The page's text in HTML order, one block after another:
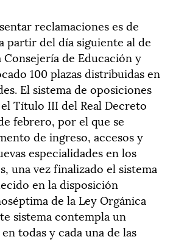
reclamaciones es de
partir del día siguiente al de
de Educación y
100 plazas distribuidas en
El sistema de oposiciones
Título III del Real Decreto
febrero, por el que se
de ingreso, accesos y
especialidades en los
una vez finalizado el sistema
en la disposición
de la Ley Orgánica
sistema contempla un
todas y cada una de las